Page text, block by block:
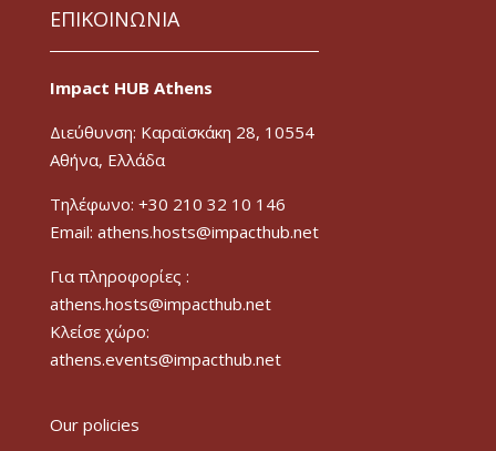
ΕΠΙΚΟΙΝΩΝΙΑ
Impact HUB Athens
Διεύθυνση: Καραϊσκάκη 28, 10554
Αθήνα, Ελλάδα
Τηλέφωνο: +30 210 32 10 146
Email: athens.hosts@impacthub.net
Για πληροφορίες :
athens.hosts@impacthub.net
Κλείσε χώρο:
athens.events@impacthub.net
Our policies